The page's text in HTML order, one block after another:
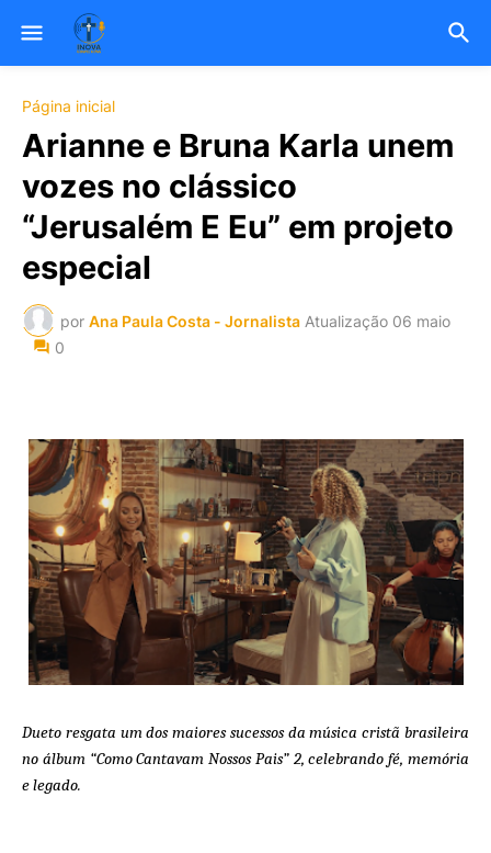
Página inicial
Arianne e Bruna Karla unem
vozes no clássico
“Jerusalém E Eu” em projeto
especial
por Ana Paula Costa - Jornalista Atualização 06 maio
0
Dueto resgata um dos maiores sucessos da música cristã brasileira
no álbum “Como Cantavam Nossos Pais” 2, celebrando fé, memória
e legado.